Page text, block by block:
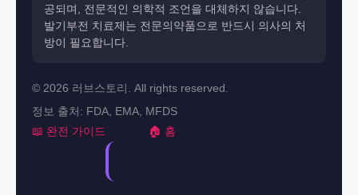
공되며, 전문적인 의학적 조언을 대체하지 않습니다.
발기부전 치료제는 전문의약품으로 반드시 의사의 처
방이 필요합니다.
© 2026 러브스토리. All rights reserved.
정보 출처: FDA, EMA, MFDS
📖 완전 가이드 🏠 홈